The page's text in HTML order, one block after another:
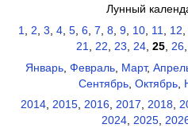
Лунный
1
2 3 4, 5, 6, 7 8 9, 10, 11 12
21
22 23 24 25 26
Январь Февраль Март,
Сентябрь Октябрь
2014, 2015, 2016, 2017, 2018,
2024, 2025,